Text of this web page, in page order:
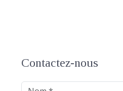
Contactez-nous